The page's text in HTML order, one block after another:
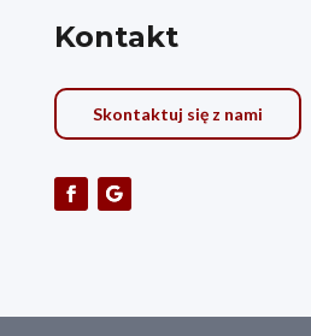
Kontakt
Skontaktuj się z nami